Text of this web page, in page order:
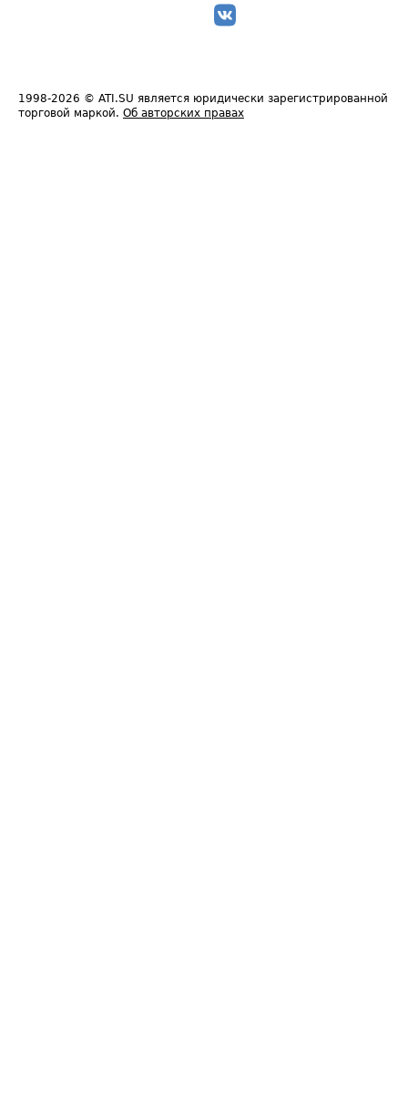
1998-2026 © ATI.SU является юридически зарегистрированной
торговой маркой. Об авторских правах